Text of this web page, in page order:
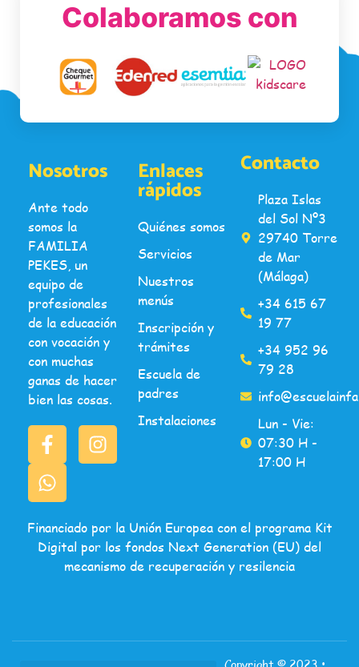
Colaboramos con
Nosotros
Ante todo
somos la
FAMILIA
PEKES, un
equipo de
profesionales
de la educación
con vocación y
con muchas
ganas de hacer
bien las cosas.
Enlaces
rápidos
Quiénes somos
Servicios
Nuestros
menús
Inscripción y
trámites
Escuela de
padres
Instalaciones
Contacto
Plaza Islas
del Sol Nº3
29740 Torre
de Mar
(Málaga)
+34 615 67
19 77
+34 952 96
79 28
Lun - Vie:
07:30 H -
17:00 H
Financiado por la Unión Europea con el programa Kit
Digital por los fondos Next Generation (EU) del
mecanismo de recuperación y resilencia